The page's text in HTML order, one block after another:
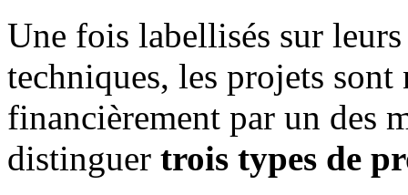
Une fois labellisés sur
techniques, les projets
financièrement par un des
distinguer trois types de